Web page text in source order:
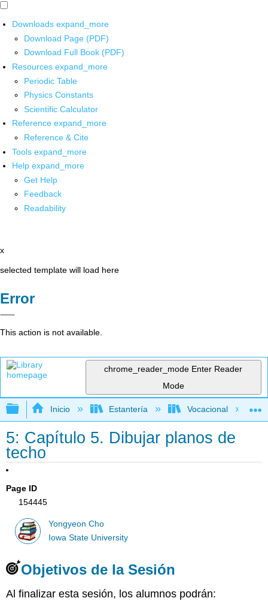
Downloads expand_more
Download Page (PDF)
Download Full Book (PDF)
Resources expand_more
Periodic Table
Physics Constants
Scientific Calculator
Reference expand_more
Reference & Cite
Tools expand_more
Help expand_more
Get Help
Feedback
Readability
x
selected template will load here
Error
This action is not available.
chrome_reader_mode Enter Reader
Mode
Expandir/contraer jerarquía global
Inicio Estantería Vocacional
5: Capítulo 5. Dibujar planos de
techo
Page ID
154445
Yongyeon Cho
Iowa State University
Objetivos de la Sesión
Al finalizar esta sesión, los alumnos podrán: